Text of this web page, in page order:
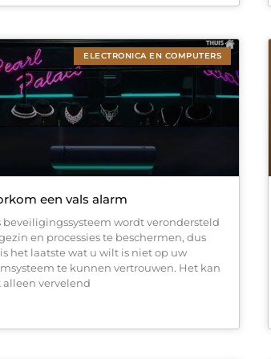
ELECTRONICA EN COMPUTERS
een vals alarm
beveiligingssysteem wordt verondersteld
en processies te beschermen, dus
het laatste wat u wilt is niet op uw
te kunnen vertrouwen. Het kan
alleen vervelend